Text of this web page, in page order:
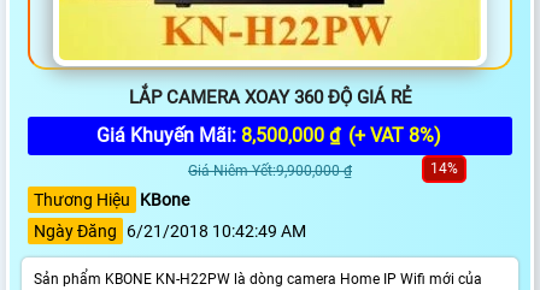
LẮP CAMERA XOAY 360 ĐỘ GIÁ RẺ
Giá Khuyến Mãi: 8,500,000 ₫ (+ VAT 8%)
Giá Niêm Yết:9,900,000 ₫ 14%
Thương Hiệu
KBone
Ngày Đăng
6/21/2018 10:42:49 AM
Sản phẩm KBONE KN-H22PW là dòng camera Home IP Wifi mới của